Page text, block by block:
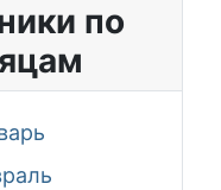
по